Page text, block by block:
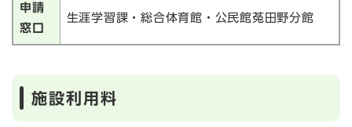
申請
窓口
生涯学習課・総合体育館・公民館菟田野分館
施設利用料